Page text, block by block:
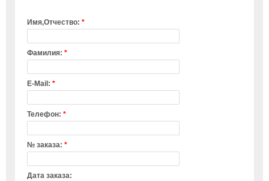
Имя,Отчество: *
Фамилия: *
E-Mail: *
Телефон: *
№ заказа: *
Дата заказа: